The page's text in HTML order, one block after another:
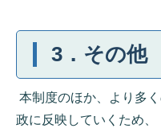
3．その他
本制度のほか、より多
政に反映していくため